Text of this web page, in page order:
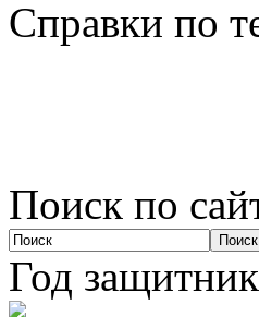
Справки по
Поиск по
Год